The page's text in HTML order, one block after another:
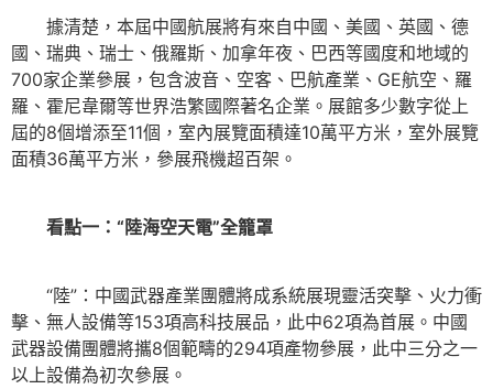
據清楚，本屆中國航展將有來自中國、美國、英國、德
國、瑞典、瑞士、俄羅斯、加拿年夜、巴西等國度和地域的
700家企業參展，包含波音、空客、巴航產業、GE航空、羅
羅、霍尼韋爾等世界浩繁國際著名企業。展館多少數字從上
屆的8個增添至11個，室內展覽面積達10萬平方米，室外展覽
面積36萬平方米，參展飛機超百架。
看點一：“陸海空天電”全籠罩
“陸”：中國武器產業團體將成系統展現靈活突擊、火力衝
擊、無人設備等153項高科技展品，此中62項為首展。中國
武器設備團體將攜8個範疇的294項產物參展，此中三分之一
以上設備為初次參展。